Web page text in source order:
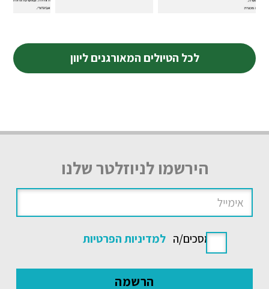
לכל הטיולים המאורגנים ליוון
הירשמו לניוזלטר שלנו
אני מסכים/ה למדיניות הפרטיות